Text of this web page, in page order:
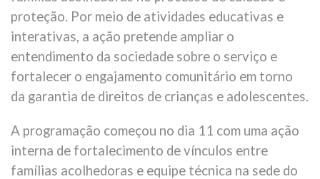
proteção. Por meio de atividades educativas e
interativas, a ação pretende ampliar o
entendimento da sociedade sobre o serviço e
fortalecer o engajamento comunitário em torno
da garantia de direitos de crianças e adolescentes.
A programação começou no dia 11 com uma ação
interna de fortalecimento de vínculos entre
famílias acolhedoras e equipe técnica na sede do